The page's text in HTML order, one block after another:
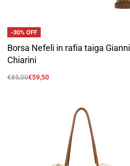
-30% OFF
Borsa Nefeli in rafia taiga Gianni
Chiarini
€85,00€59,50